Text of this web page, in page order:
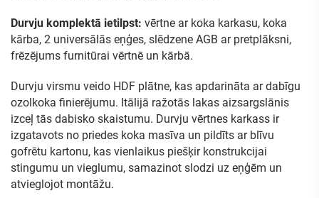
Durvju komplektā ietilpst: vērtne ar koka karkasu, koka
kārba, 2 universālās eņģes, slēdzene AGB ar pretplāksni,
frēzējums furnitūrai vērtnē un kārbā.
Durvju virsmu veido HDF plātne, kas apdarināta ar dabīgu
ozolkoka finierējumu. Itālijā ražotās lakas aizsargslānis
izceļ tās dabisko skaistumu. Durvju vērtnes karkass ir
izgatavots no priedes koka masīva un pildīts ar blīvu
gofrētu kartonu, kas vienlaikus piešķir konstrukcijai
stingumu un vieglumu, samazinot slodzi uz eņģēm un
atvieglojot montāžu.